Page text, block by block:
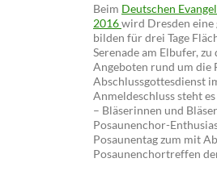
Beim Deutschen
2016wird Dresden
bilden für drei Tage
Serenade am Elbufer,
Angeboten rund um die
Abschlussgottesdienst
Anmeldeschluss steht
– Bläserinnen und
Posaunenchor-
Posaunentag zum mit
Posaunenchortreffen